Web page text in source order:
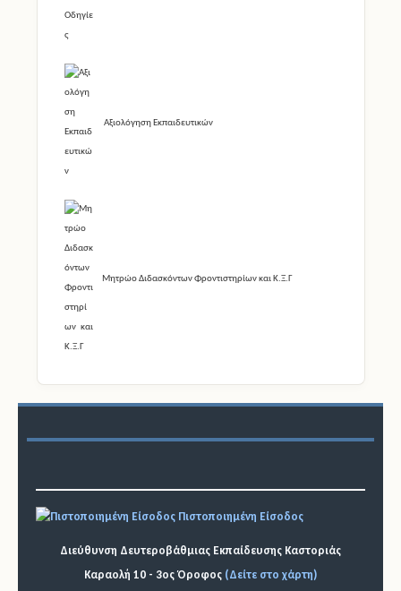
Αξιολόγηση Εκπαιδευτικών
Μητρώο Διδασκόντων Φροντιστηρίων και Κ.Ξ.Γ
Πιστοποιημένη Είσοδος
Διεύθυνση Δευτεροβάθμιας Εκπαίδευσης Καστοριάς
Καραολή 10 - 3ος Όροφος (Δείτε στο χάρτη)